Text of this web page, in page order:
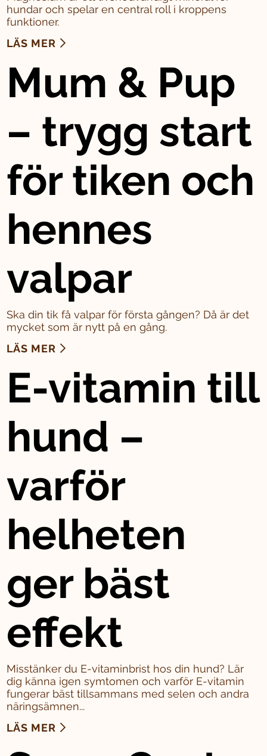
hundar och spelar en central roll i kroppens
funktioner.
LÄS MER
Mum & Pup
– trygg start
för tiken och
hennes
valpar
Ska din tik få valpar för första gången? Då är det
mycket som är nytt på en gång.
LÄS MER
E-vitamin till
hund –
varför
helheten
ger bäst
effekt
Misstänker du E-vitaminbrist hos din hund? Lär
dig känna igen symtomen och varför E-vitamin
fungerar bäst tillsammans med selen och andra
näringsämnen...
LÄS MER